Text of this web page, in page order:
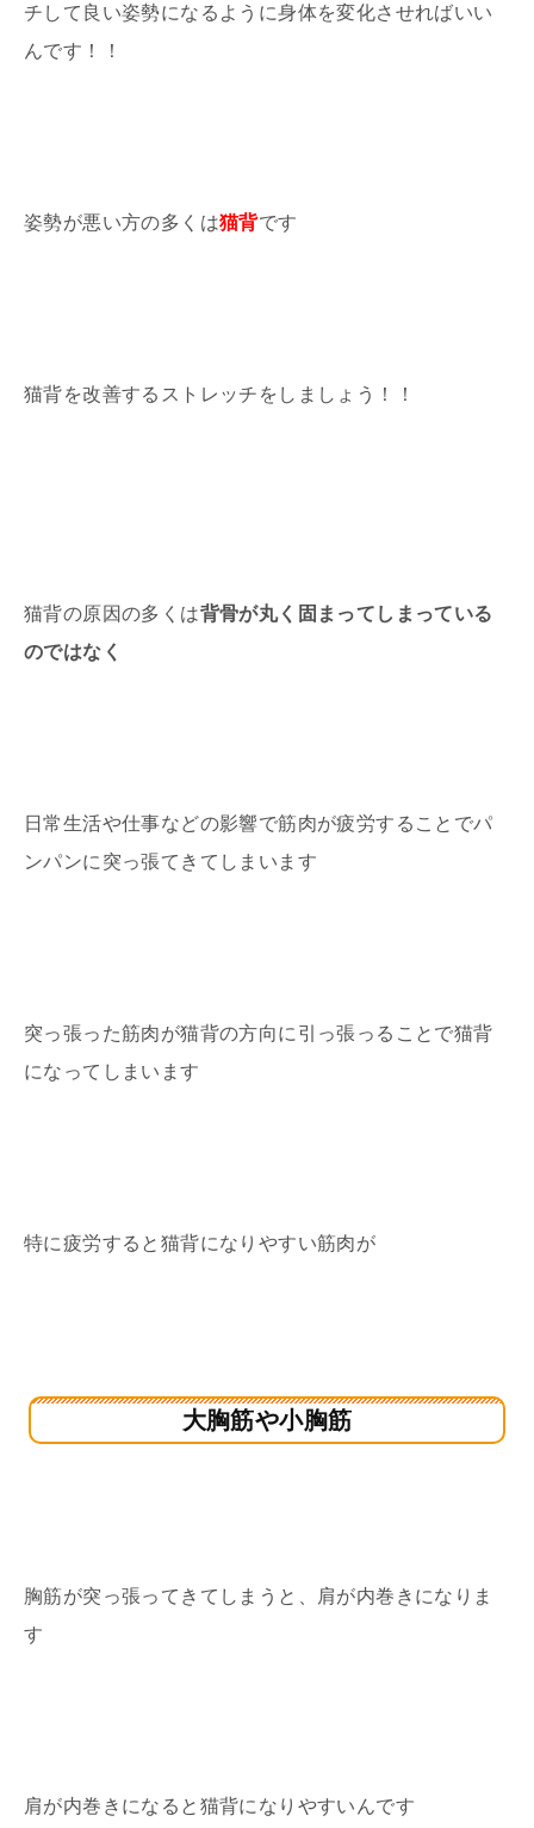
チして良い姿勢になるように身体を変化させればいい
んです！！
姿勢が悪い方の多くは猫背です
猫背を改善するストレッチをしましょう！！
猫背の原因の多くは背骨が丸く固まってしまっている
のではなく
日常生活や仕事などの影響で筋肉が疲労することでパ
ンパンに突っ張てきてしまいます
突っ張った筋肉が猫背の方向に引っ張っることで猫背
になってしまいます
特に疲労すると猫背になりやすい筋肉が
大胸筋や小胸筋
胸筋が突っ張ってきてしまうと、肩が内巻きになりま
す
肩が内巻きになると猫背になりやすいんです